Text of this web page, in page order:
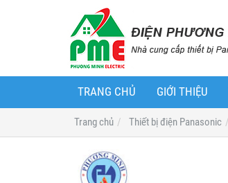
TRANG CHỦ GIỚI THIỆU
Trang chủ Thiết bị điện Panasonic